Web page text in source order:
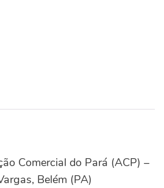
Comercial do Pará (ACP) –
Belém (PA)